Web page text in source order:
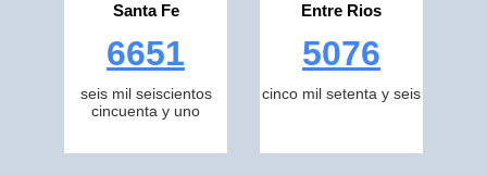
Santa Fe
6651
seis mil seiscientos
cincuenta y uno
Entre Rios
5076
cinco mil setenta y seis